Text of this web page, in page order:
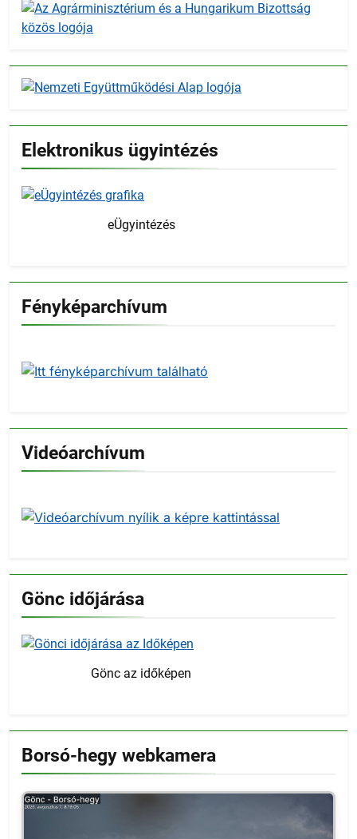
Elektronikus ügyintézés
eÜgyintézés
Fényképarchívum
Videóarchívum
Gönc időjárása
Gönc az időképen
Borsó-hegy webkamera